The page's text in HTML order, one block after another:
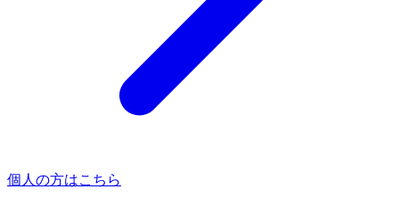
個人の方はこちら